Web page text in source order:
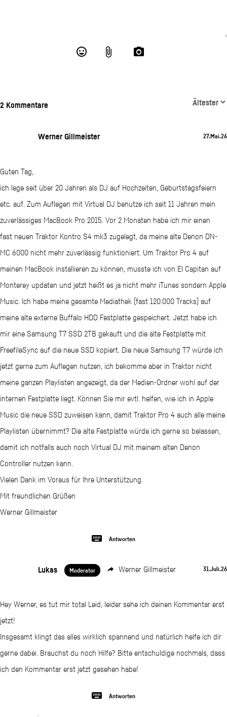
2 Kommentare
27.Mai.26
Werner Gillmeister
Guten Tag,
ich lege seit über 20 Jahren als DJ auf Hochzeiten, Geburtstagsfeiern
etc. auf. Zum Auflegen mit Virtual DJ benutze ich seit 11 Jahren mein
zuverlässiges MacBook Pro 2015. Vor 2 Monaten habe ich mir einen
fast neuen Traktor Kontro S4 mk3 zugelegt, da meine alte Denon DN-
MC 6000 nicht mehr zuverlässig funktioniert. Um Traktor Pro 4 auf
meinen MacBook installieren zu können, musste ich von El Capitan auf
Monterey updaten und jetzt heißt es ja nicht mehr iTunes sondern Apple
Music. Ich habe meine gesamte Mediathek (fast 120.000 Tracks) auf
meine alte externe Buffalo HDD Festplatte gespeichert. Jetzt habe ich
mir eine Samsung T7 SSD 2TB gekauft und die alte Festplatte mit
FreefileSync auf die neue SSD kopiert. Die neue Samsung T7 würde ich
jetzt gerne zum Auflegen nutzen, ich bekomme aber in Traktor nicht
meine ganzen Playlisten angezeigt, da der Medien-Ordner wohl auf der
internen Festplatte liegt. Können Sie mir evtl. helfen, wie ich in Apple
Music die neue SSD zuweisen kann, damit Traktor Pro 4 auch alle meine
Playlisten übernimmt? Die alte Festplatte würde ich gerne so belassen,
damit ich notfalls auch noch Virtual DJ mit meinem alten Denon
Controller nutzen kann.
Vielen Dank im Voraus für Ihre Unterstützung.
Mit freundlichen Grüßen
Werner Gillmeister
Antworten
31.Juli.26
Lukas Moderator Werner Gillmeister
Hey Werner, es tut mir total Leid, leider sehe ich deinen Kommentar erst
jetzt!
Insgesamt klingt das alles wirklich spannend und natürlich helfe ich dir
gerne dabei. Brauchst du noch Hilfe? Bitte entschuldige nochmals, dass
ich den Kommentar erst jetzt gesehen habe!
Antworten